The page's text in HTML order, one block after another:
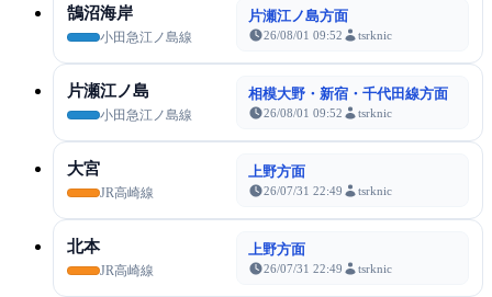
鵠沼海岸
小田急江ノ島線
片瀬江ノ島方面
26/08/01 09:52 tsrknic
片瀬江ノ島
小田急江ノ島線
相模大野・新宿・千代田線方面
26/08/01 09:52 tsrknic
大宮
JR高崎線
上野方面
26/07/31 22:49 tsrknic
北本
JR高崎線
上野方面
26/07/31 22:49 tsrknic